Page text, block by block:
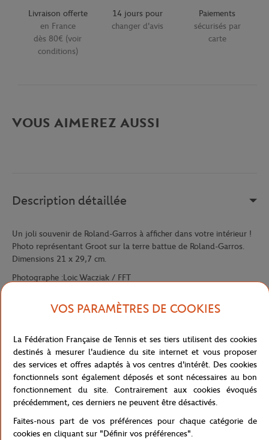
Livraison offerte
en France
dès 80€ (voir
conditions)
14 jours pour
changer d'avis
Paiements
sécurisés par
carte
VOUS AIMEREZ AUSSI
Description détaillée
Un joli souvenir de Roland-Garros à afficher dans votre intérieur !
Photo représentant Groot sur la terre battue de Roland-Garros.
Dimensions 21 x 29,7 cm.
Photographe :Loic Wacziak / FFT
Caractéristiques
Livraison et retours
VOS PARAMÈTRES DE COOKIES
La Fédération Française de Tennis et ses tiers utilisent des cookies
destinés à mesurer l'audience du site internet et vous proposer
des services et offres adaptés à vos centres d'intérêt. Des cookies
fonctionnels sont également déposés et sont nécessaires au bon
fonctionnement du site. Contrairement aux cookies évoqués
précédemment, ces derniers ne peuvent être désactivés.
Faites-nous part de vos préférences pour chaque catégorie de
cookies en cliquant sur "Définir vos préférences".